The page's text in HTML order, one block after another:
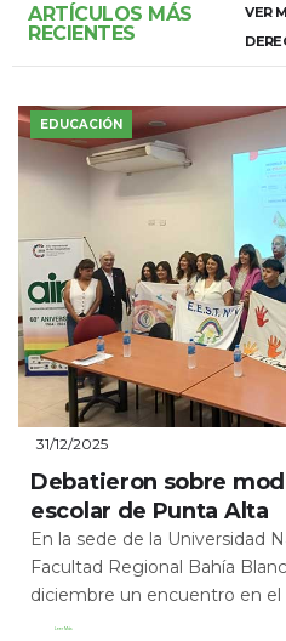
ARTÍCULOS MÁS
RECIENTES
VER
EDUCACIÓN
31/12/2025
Debatieron sobre
escolar de Punta Alta
En la sede de la Universidad
Facultad Regional Bahía
diciembre un encuentro en el
Leer Más